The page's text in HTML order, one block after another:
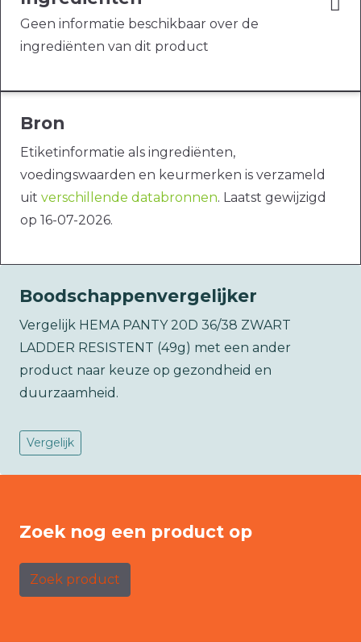
Geen informatie beschikbaar over de
ingrediënten van dit product
Bron
Etiketinformatie als ingrediënten,
voedingswaarden en keurmerken is verzameld
uit verschillende databronnen. Laatst gewijzigd
op 16-07-2026.
Boodschappenvergelijker
Vergelijk HEMA PANTY 20D 36/38 ZWART
LADDER RESISTENT (49g) met een ander
product naar keuze op gezondheid en
duurzaamheid.
Vergelijk
Zoek nog een product op
Zoek product